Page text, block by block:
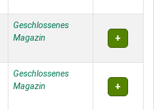
Geschlossenes
Magazin
Geschlossenes
Magazin